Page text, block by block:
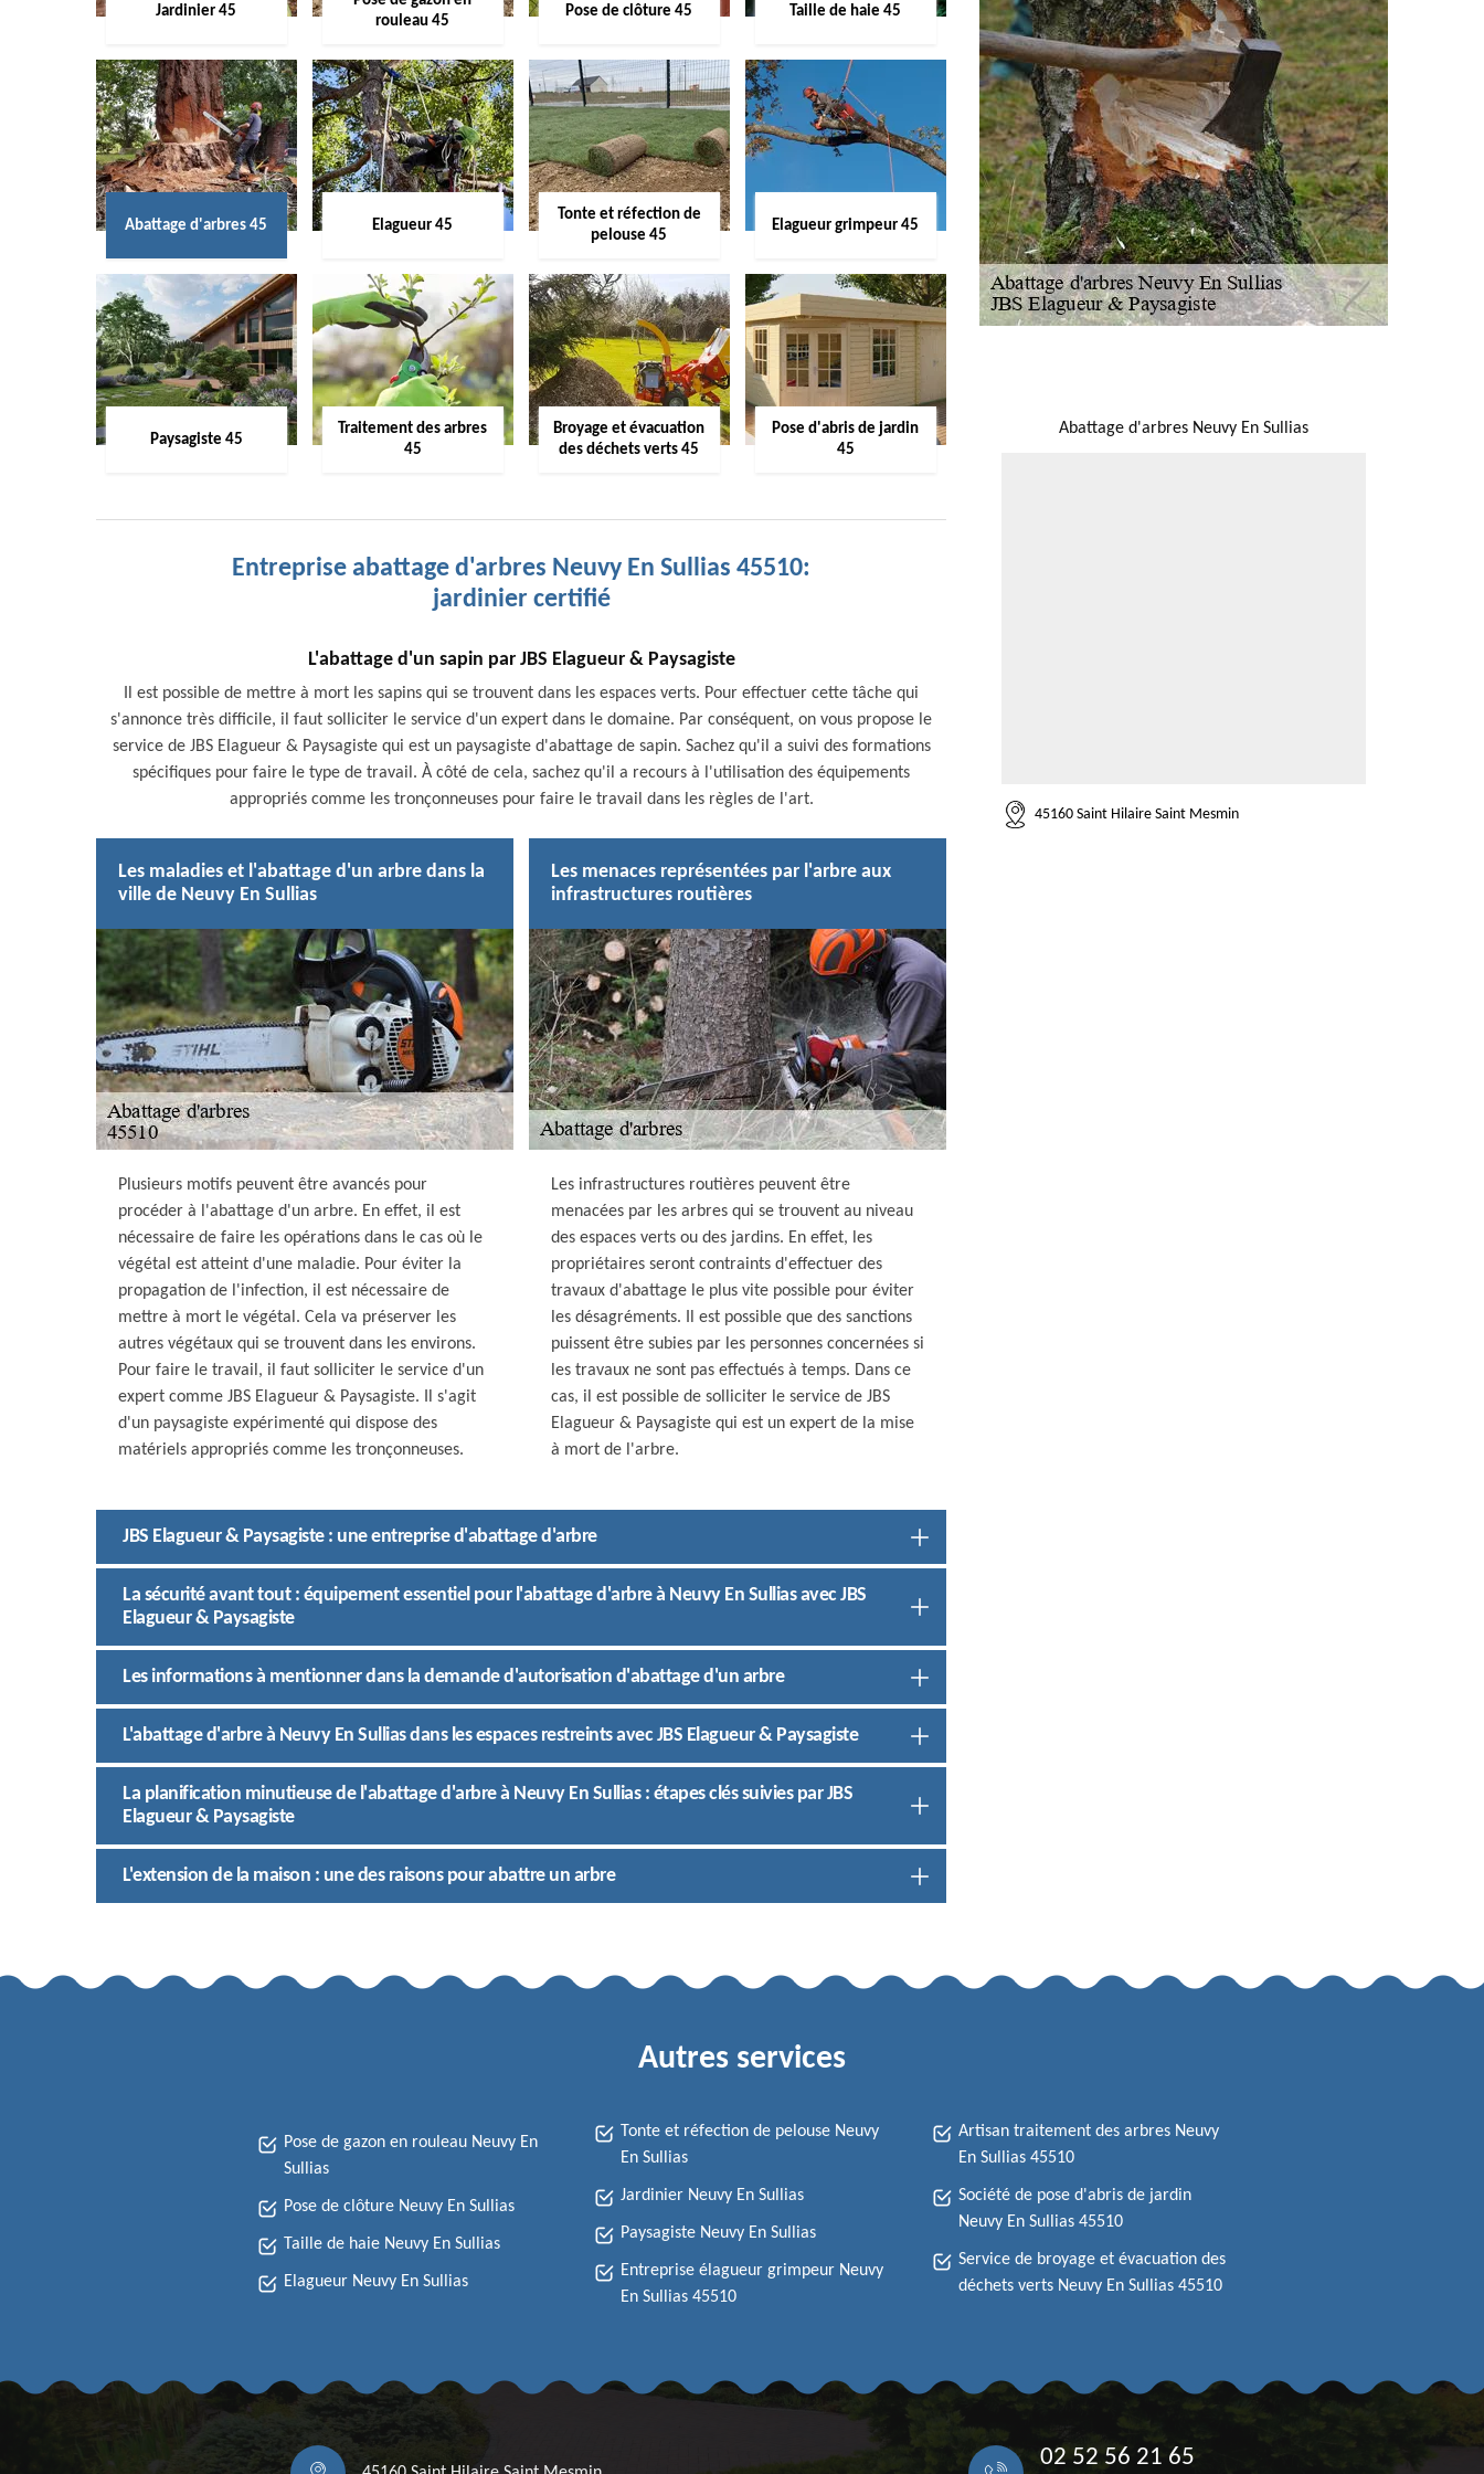
Jardinier 45
rouleau 45
Pose de clôture 45 Taille de haie 45
Abattage d'arbres 45 Elagueur 45
Tonte et réfection de
pelouse 45
Elagueur grimpeur 45
Paysagiste 45
Traitement des arbres
45
Broyage et évacuation
des déchets verts 45
Pose d'abris de jardin
45
Entreprise abattage d'arbres Neuvy En Sullias 45510:
jardinier certifié
L'abattage d'un sapin par JBS Elagueur & Paysagiste
Il est possible de mettre à mort les sapins qui se trouvent dans les espaces verts. Pour effectuer cette tâche qui
s'annonce très difficile, il faut solliciter le service d'un expert dans le domaine. Par conséquent, on vous propose le
service de JBS Elagueur & Paysagiste qui est un paysagiste d'abattage de sapin. Sachez qu'il a suivi des formations
spécifiques pour faire le type de travail. À côté de cela, sachez qu'il a recours à l'utilisation des équipements
appropriés comme les tronçonneuses pour faire le travail dans les règles de l'art.
Les maladies et l'abattage d'un arbre dans la
ville de Neuvy En Sullias
Plusieurs motifs peuvent être avancés pour
procéder à l'abattage d'un arbre. En effet, il est
nécessaire de faire les opérations dans le cas où le
végétal est atteint d'une maladie. Pour éviter la
propagation de l'infection, il est nécessaire de
mettre à mort le végétal. Cela va préserver les
autres végétaux qui se trouvent dans les environs.
Pour faire le travail, il faut solliciter le service d'un
expert comme JBS Elagueur & Paysagiste. Il s'agit
d'un paysagiste expérimenté qui dispose des
matériels appropriés comme les tronçonneuses.
Les menaces représentées par l'arbre aux
infrastructures routières
Les infrastructures routières peuvent être
menacées par les arbres qui se trouvent au niveau
des espaces verts ou des jardins. En effet, les
propriétaires seront contraints d'effectuer des
travaux d'abattage le plus vite possible pour éviter
les désagréments. Il est possible que des sanctions
puissent être subies par les personnes concernées si
les travaux ne sont pas effectués à temps. Dans ce
cas, il est possible de solliciter le service de JBS
Elagueur & Paysagiste qui est un expert de la mise
à mort de l'arbre.
JBS Elagueur & Paysagiste : une entreprise d'abattage d'arbre
La sécurité avant tout : équipement essentiel pour l'abattage d'arbre à Neuvy En Sullias avec JBS
Elagueur & Paysagiste
Les informations à mentionner dans la demande d'autorisation d'abattage d'un arbre
L'abattage d'arbre à Neuvy En Sullias dans les espaces restreints avec JBS Elagueur & Paysagiste
La planification minutieuse de l'abattage d'arbre à Neuvy En Sullias : étapes clés suivies par JBS
Elagueur & Paysagiste
L'extension de la maison : une des raisons pour abattre un arbre
Abattage d'arbres Neuvy En Sullias
45160 Saint Hilaire Saint Mesmin
Autres services
Pose de gazon en rouleau Neuvy En
Sullias
Pose de clôture Neuvy En Sullias
Taille de haie Neuvy En Sullias
Elagueur Neuvy En Sullias
Tonte et réfection de pelouse Neuvy
En Sullias
Jardinier Neuvy En Sullias
Paysagiste Neuvy En Sullias
Entreprise élagueur grimpeur Neuvy
En Sullias 45510
Artisan traitement des arbres Neuvy
En Sullias 45510
Société de pose d'abris de jardin
Neuvy En Sullias 45510
Service de broyage et évacuation des
déchets verts Neuvy En Sullias 45510
02 52 56 21 65